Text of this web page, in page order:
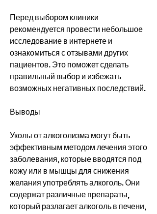
Перед выбором клиники
рекомендуется провести небольшое
исследование в интернете и
ознакомиться с отзывами других
пациентов. Это поможет сделать
правильный выбор и избежать
возможных негативных последствий.
Выводы
Уколы от алкоголизма могут быть
эффективным методом лечения этого
заболевания, которые вводятся под
кожу или в мышцы для снижения
желания употреблять алкоголь. Они
содержат различные препараты,
который разлагает алкоголь в печени,